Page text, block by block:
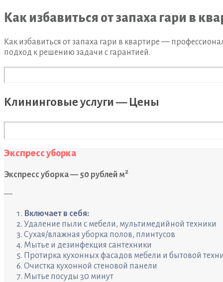
Как избавиться от запаха гари в
Как избавиться от запаха гари в квартире —
подход к решению задачи с гарантией.
Клининговые услуги — Цены
Экспресс уборка
Экспресс уборка — 50 рублей м2
—
Включает в себя:
Удаление пыли с мебели, мультимедийной техники
Сухая/влажная уборка полов, плинтусов
Мытье и дезинфекция сантехники
Протирка кухонных фасадов мебели и бытовой
Очистка кухонной стеновой панели
Мытье посуды 30 минут